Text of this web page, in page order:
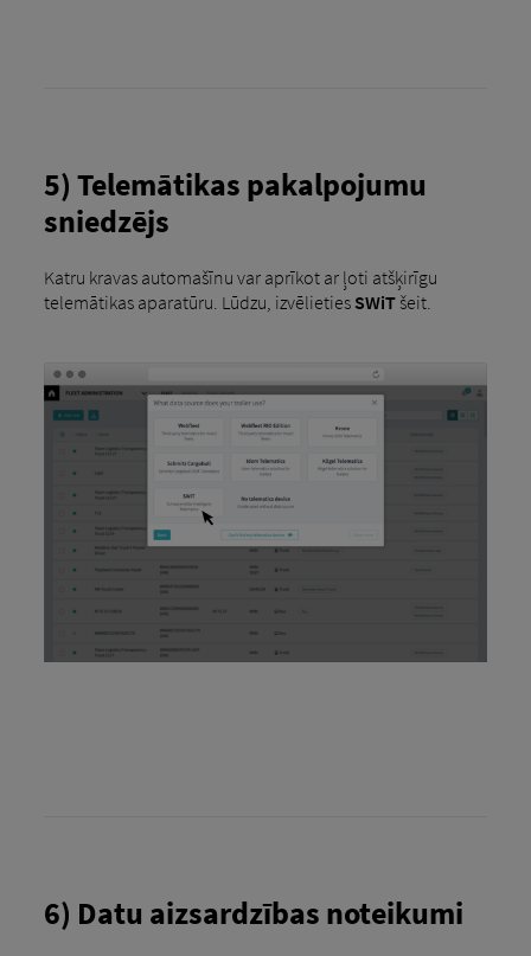
5) Telemātikas pakalpojumu
sniedzējs
Katru kravas automašīnu var aprīkot ar ļoti atšķirīgu
telemātikas aparatūru. Lūdzu, izvēlieties SWiTšeit.
6) Datu aizsardzības noteikumi